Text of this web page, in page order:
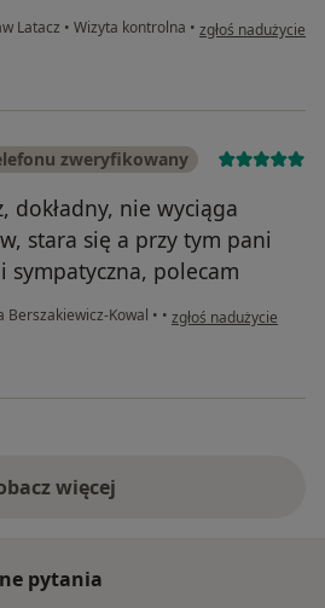
Latacz • Wizyta kontrolna • w opinii
zgłoś nadużycie
zweryfikowany
dokładny, nie wyciąga
stara się a przy tym pani
sympatyczna, polecam
Berszakiewicz-Kowal • • w opinii użytkownika
zgłoś nadużycie
więcej
pytania